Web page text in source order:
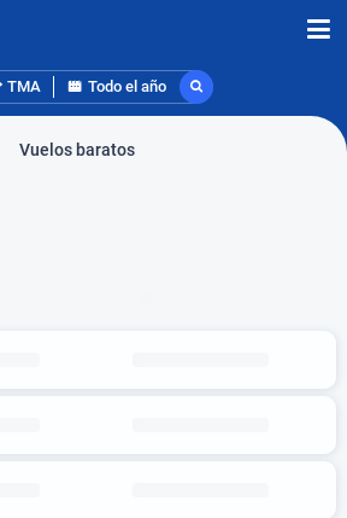
TMA Todo el año
Vuelos baratos